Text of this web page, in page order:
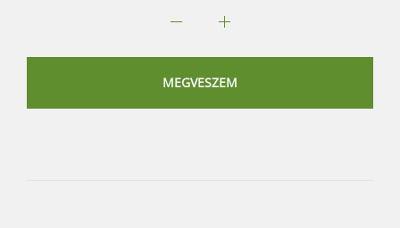
matcha
MEGVESZEM